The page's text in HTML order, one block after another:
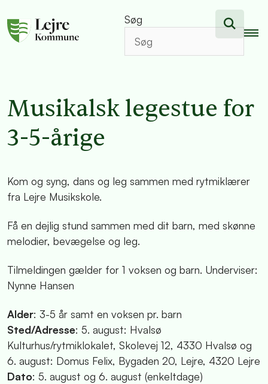
Søg
Musikalsk legestue for
3-5-årige
Kom og syng, dans og leg sammen med rytmiklærer
fra Lejre Musikskole.
Få en dejlig stund sammen med dit barn, med skønne
melodier, bevægelse og leg.
Tilmeldingen gælder for 1 voksen og barn. Underviser:
Nynne Hansen
Alder: 3-5 år samt en voksen pr. barn
Sted/Adresse: 5. august: Hvalsø
Kulturhus/rytmiklokalet, Skolevej 12, 4330 Hvalsø og
6. august: Domus Felix, Bygaden 20, Lejre, 4320 Lejre
Dato: 5. august og 6. august (enkeltdage)